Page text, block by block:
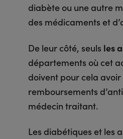
diabète ou une autre
des médicaments et
De leur côté, seuls les
départements où cet
doivent pour cela avoir
remboursements
médecin traitant.
Les diabétiques et les